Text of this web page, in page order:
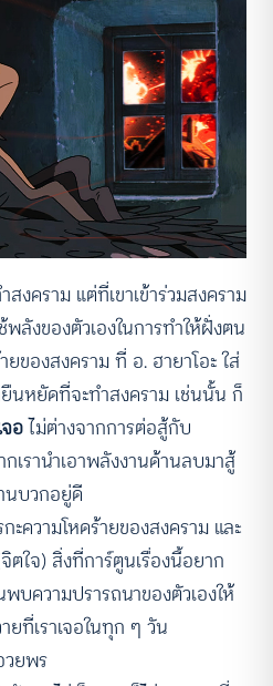
งคราม แต่ที่เขาเข้าร่วมสงคราม
ลังของตัวเองในการทำให้ฝั่งตน
ของสงคราม ที่ อ. ฮายาโอะ ใส่
นหยัดที่จะทำสงคราม เช่นนั้น ก็
อไม่ต่างจากการต่อสู้กับ
เรานำเอาพลังงานด้านลบมาสู้
นบวกอยู่ดี
ะความโหดร้ายของสงคราม และ
ตใจ) สิ่งที่การ์ตูนเรื่องนี้อยาก
บความปรารถนาของตัวเองให้
ที่เราเจอในทุก ๆ วัน
วยพร